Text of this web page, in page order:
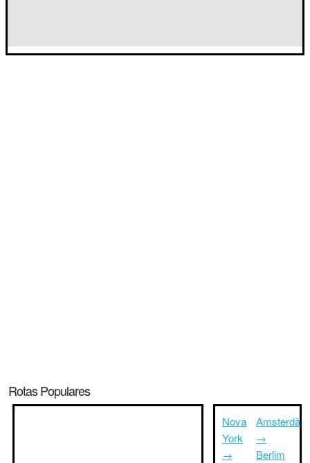
Rotas Populares
Nova
York
→
Amsterdã
→
Berlim